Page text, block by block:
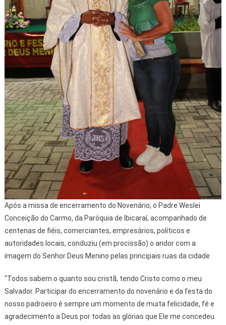
Após a missa de encerramento do Novenário, o Padre Weslei
Conceição do Carmo, da Paróquia de Ibicaraí, acompanhado de
centenas de fiéis, comerciantes, empresários, políticos e
autoridades locais, conduziu (em procissão) o andor com a
imagem do Senhor Deus Menino pelas principais ruas da cidade.
“Todos sabem o quanto sou cristã, tendo Cristo como o meu
Salvador. Participar do encerramento do novenário e da festa do
nosso padroeiro é sempre um momento de muita felicidade, fé e
agradecimento a Deus por todas as glórias que Ele me concedeu.